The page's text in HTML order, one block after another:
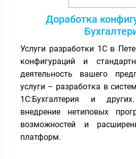
Доработка
Услуги разработки 1С в
конфигураций и
деятельность вашего
услуги – разработка в
1С:Бухгалтерия и
внедрение нетиповых
возможностей и
платформ.